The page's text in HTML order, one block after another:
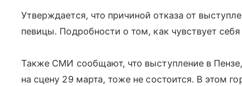
Утверждается, что причиной отказа от
певицы. Подробности о том, как чувствует себя
Также СМИ сообщают, что выступление в
на сцену 29 марта, тоже не состоится. В этом